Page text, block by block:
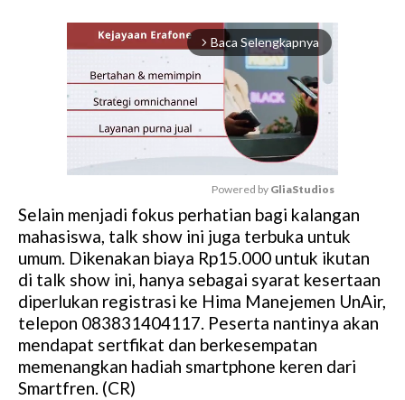
arrow_forward_ios Baca Selengkapnya
M
u
t
e
Powered by GliaStudios
Selain menjadi fokus perhatian bagi kalangan
mahasiswa, talk show ini juga terbuka untuk
umum. Dikenakan biaya Rp15.000 untuk ikutan
di talk show ini, hanya sebagai syarat kesertaan
diperlukan registrasi ke Hima Manejemen UnAir,
telepon 083831404117. Peserta nantinya akan
mendapat sertfikat dan berkesempatan
memenangkan hadiah smartphone keren dari
Smartfren. (CR)